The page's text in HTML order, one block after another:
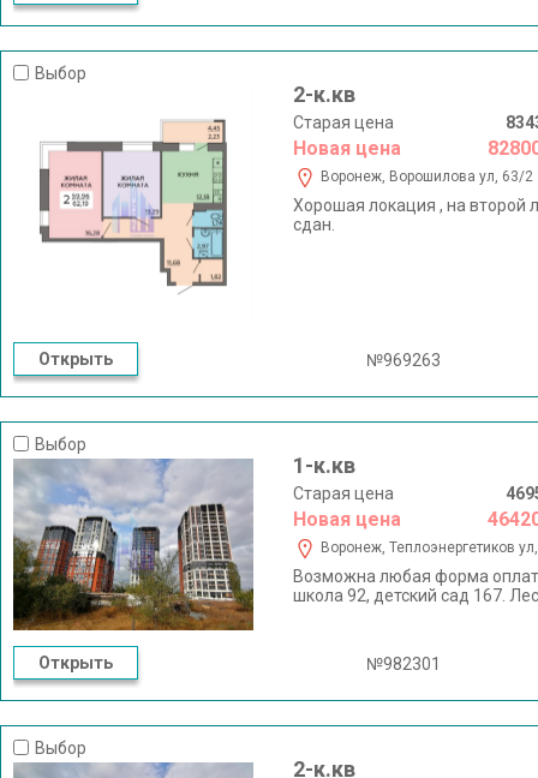
Выбор
2-к.кв
Старая цена
Новая цена
Воронеж, Ворошилова ул, 63/2
Хорошая локация , на второй
сдан.
Открыть №969263
Выбор
1-к.кв
Старая цена
Новая цена
Воронеж, Теплоэнергетиков
Возможна любая форма
школа 92, детский сад 167.
Открыть №982301
Выбор
2-к.кв